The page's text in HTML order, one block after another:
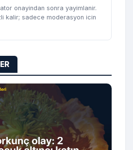
onayindan sonra yayimlanir.
kalir; sadece moderasyon icin